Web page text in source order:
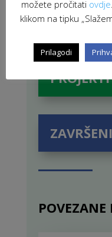
možete pročitati ovdje
klikom na tipku
Prilagodi